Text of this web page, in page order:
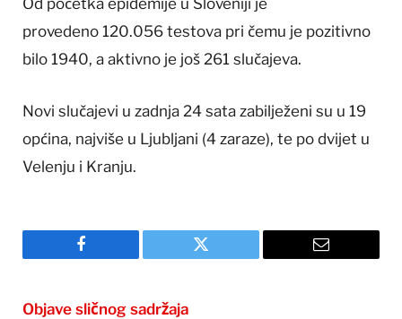
Od početka epidemije u Sloveniji je
provedeno 120.056 testova pri čemu je pozitivno
bilo 1940, a aktivno je još 261 slučajeva.
Novi slučajevi u zadnja 24 sata zabilježeni su u 19
općina, najviše u Ljubljani (4 zaraze), te po dvijet u
Velenju i Kranju.
Facebook Twitter Email
Objave sličnog sadržaja